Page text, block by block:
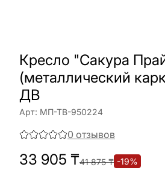
Кресло "Сакура
(металлический
ДВ
Арт: МП-ТВ-950224
0 отзывов
33 905 ₸41 875₸ -19%